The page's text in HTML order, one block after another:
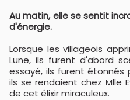
Au matin, elle se sentit
d'énergie.
Lorsque les villageois
Lune, ils furent d'abord
essayé, ils furent étonnés
ils se rendaient chez Mlle
de cet élixir miraculeux.